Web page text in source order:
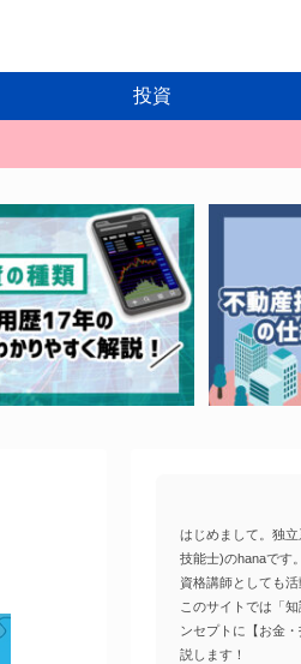
投資
はじめまして。独
技能士)のhanaです。
資格講師としても活
このサイトでは「
ンセプトに【お金
説します！